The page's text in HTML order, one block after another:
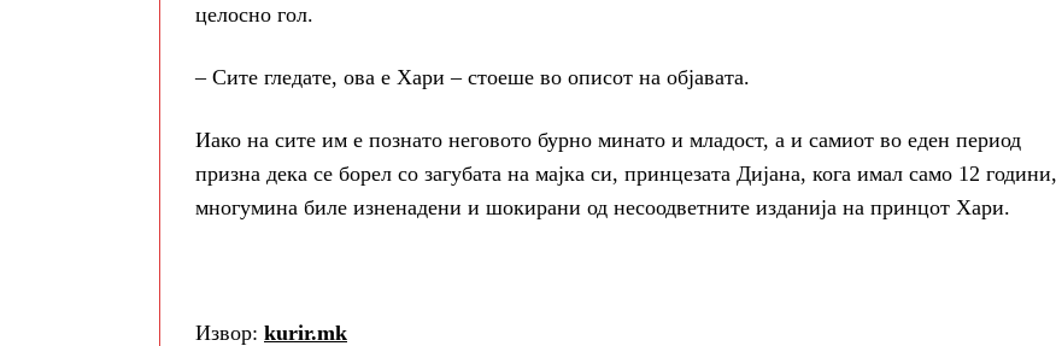
целосно гол.
– Сите гледате, ова е Хари – стоеше во описот на објавата.
Иако на сите им е познато неговото бурно минато и младост, а и самиот во еден период
призна дека се борел со загубата на мајка си, принцезата Дијана, кога имал само 12 години,
многумина биле изненадени и шокирани од несоодветните изданија на принцот Хари.
Извор: kurir.mk